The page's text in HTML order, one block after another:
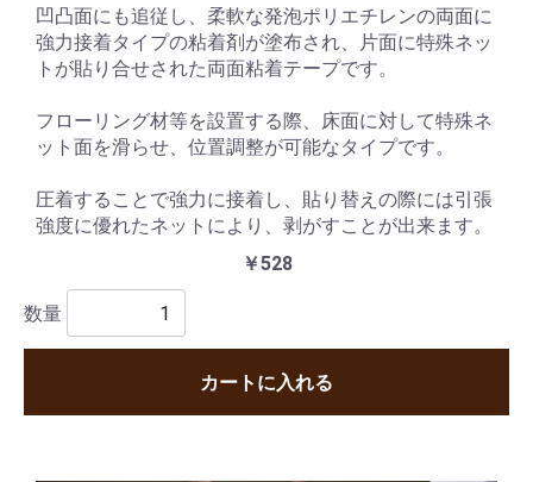
凹凸面にも追従し、柔軟な発泡ポリエチレンの両面に
強力接着タイプの粘着剤が塗布され、片面に特殊ネッ
トが貼り合せされた両面粘着テープです。
フローリング材等を設置する際、床面に対して特殊ネ
ット面を滑らせ、位置調整が可能なタイプです。
圧着することで強力に接着し、貼り替えの際には引張
強度に優れたネットにより、剥がすことが出来ます。
￥528
数量
カートに入れる